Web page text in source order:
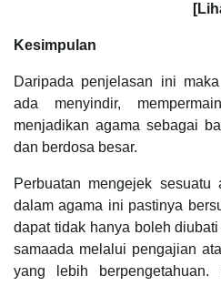
Kesimpulan
Daripada penjelasan ini
ada menyindir,
menjadikan agama sebagai
dan berdosa besar.
Perbuatan mengejek sesuatu
dalam agama ini pastinya
dapat tidak hanya boleh
samaada melalui pengajian
yang lebih